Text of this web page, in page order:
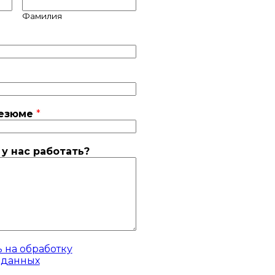
Фамилия
*
нас работать?
обработку